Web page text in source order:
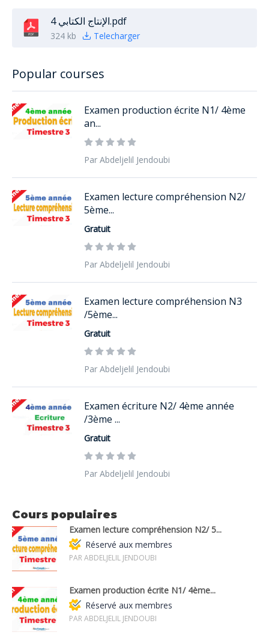
الإنتاج الكتابي 4.pdf
324 kb Telecharger
Popular courses
Examen production écrite N1/ 4ème
an...
Par Abdeljelil Jendoubi
Examen lecture compréhension N2/
5ème...
Gratuit
Par Abdeljelil Jendoubi
Examen lecture compréhension N3
/5ème...
Gratuit
Par Abdeljelil Jendoubi
Examen écriture N2/ 4ème année
/3ème ...
Gratuit
Par Abdeljelil Jendoubi
Cours populaires
Examen lecture compréhension N2/ 5...
Réservé aux membres
PAR ABDELJELIL JENDOUBI
Examen production écrite N1/ 4ème...
Réservé aux membres
PAR ABDELJELIL JENDOUBI